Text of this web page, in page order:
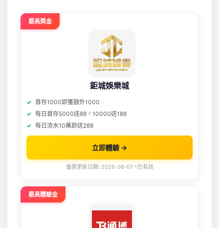
最高獎金
鉅城娛樂城
首存1000即獲額外1000
每日首存5000送88，10000送188
每日流水10萬即送288
立即體驗 →
優惠更新日期: 2026-08-07 *仍有效
最高體驗金